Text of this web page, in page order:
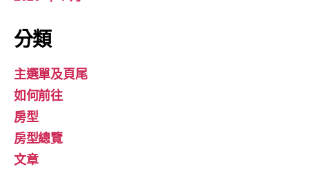
分類
主選單及頁尾
如何前往
房型
房型總覽
文章